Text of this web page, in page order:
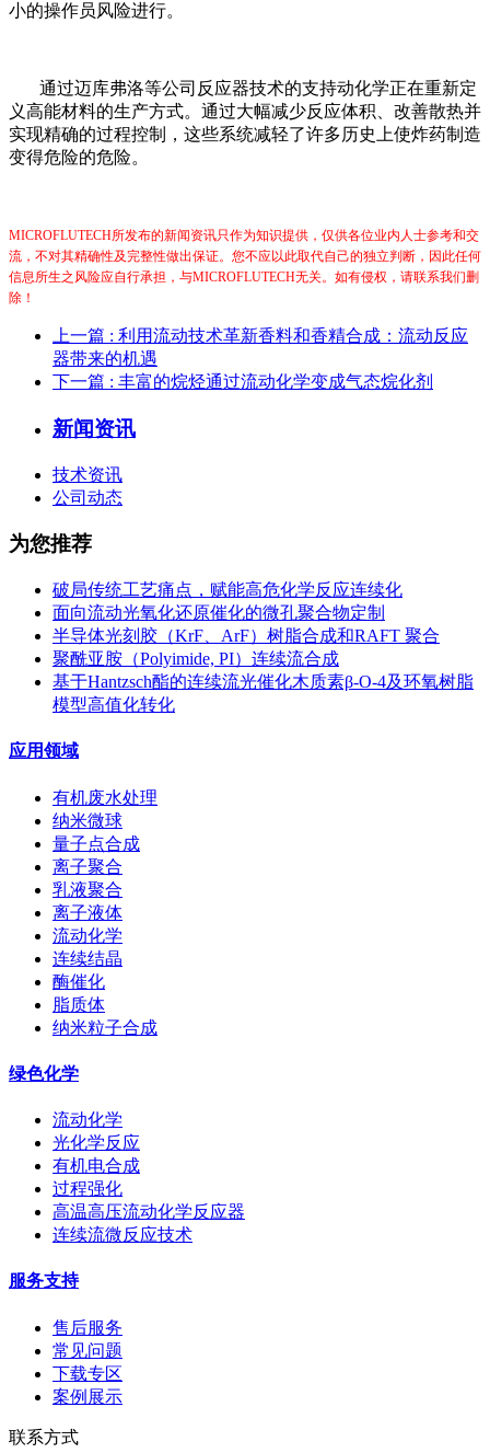
小的操作员风险进行。
通过迈库弗洛等公司反应器技术的支持动化学正在重新定
义高能材料的生产方式。通过大幅减少反应体积、改善散热并
实现精确的过程控制，这些系统减轻了许多历史上使炸药制造
变得危险的危险。
MICROFLUTECH所发布的新闻资讯只作为知识提供，仅供各位业内人士参考和交
流，不对其精确性及完整性做出保证。您不应以此取代自己的独立判断，因此任何
信息所生之风险应自行承担，与MICROFLUTECH无关。如有侵权，请联系我们删
除！
上一篇 : 利用流动技术革新香料和香精合成：流动反应
器带来的机遇
下一篇 : 丰富的烷烃通过流动化学变成气态烷化剂
新闻资讯
技术资讯
公司动态
为您推荐
破局传统工艺痛点，赋能高危化学反应连续化
面向流动光氧化还原催化的微孔聚合物定制
半导体光刻胶（KrF、ArF）树脂合成和RAFT 聚合
聚酰亚胺（Polyimide, PI）连续流合成
基于Hantzsch酯的连续流光催化木质素β-O-4及环氧树脂
模型高值化转化
应用领域
有机废水处理
纳米微球
量子点合成
离子聚合
乳液聚合
离子液体
流动化学
连续结晶
酶催化
脂质体
纳米粒子合成
绿色化学
流动化学
光化学反应
有机电合成
过程强化
高温高压流动化学反应器
连续流微反应技术
服务支持
售后服务
常见问题
下载专区
案例展示
联系方式